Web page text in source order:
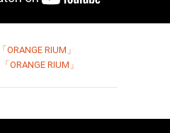
「ORANGE RIUM」
「ORANGE RIUM」